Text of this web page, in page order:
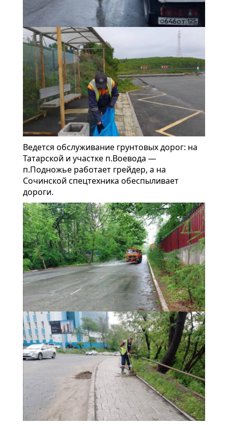
Ведется обслуживание грунтовых дорог: на
Татарской и участке п.Воевода —
п.Подножье работает грейдер, а на
Сочинской спецтехника обеспыливает
дороги.